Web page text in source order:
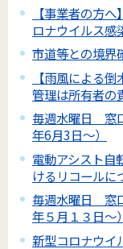
【事業者の方
ロナウイルス感
市道等との境界
【雨風による
管理は所有者の
毎週水曜日 窓
年6月3日～）
電動アシスト自
けるリコールに
毎週水曜日 窓
年５月１３日～）
新型コロナウイ